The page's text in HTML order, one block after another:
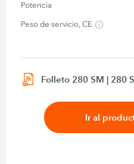
Potencia
Peso de servicio, CE
Folleto 280 SM | 280
Ir al